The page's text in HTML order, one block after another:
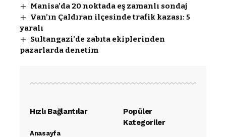
Manisa’da 20 noktada eş zamanlı sondaj
Van’ın Çaldıran ilçesinde trafik kazası: 5
yaralı
Sultangazi’de zabıta ekiplerinden
pazarlarda denetim
Hızlı Bağlantılar
Anasayfa
Popüler
Kategoriler